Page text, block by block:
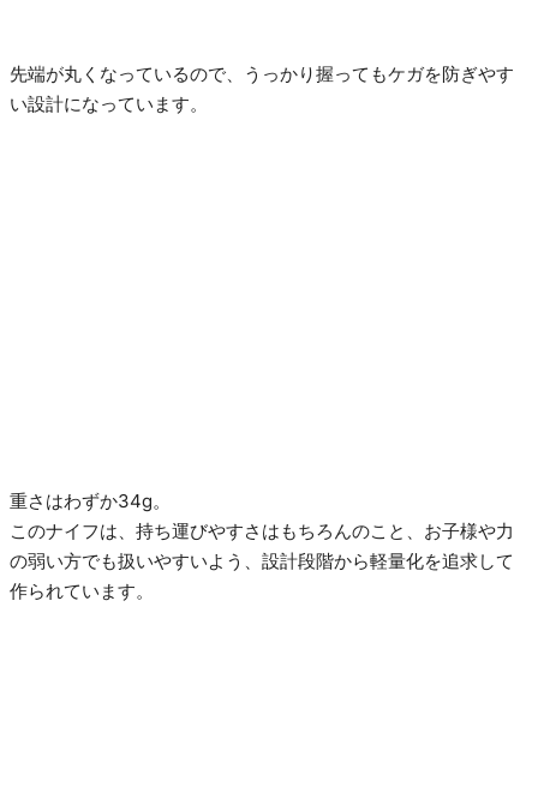
先端が丸くなっているので、うっかり握ってもケガを防ぎやす
い設計になっています。
重さはわずか34g。
このナイフは、持ち運びやすさはもちろんのこと、お子様や力
の弱い方でも扱いやすいよう、設計段階から軽量化を追求して
作られています。